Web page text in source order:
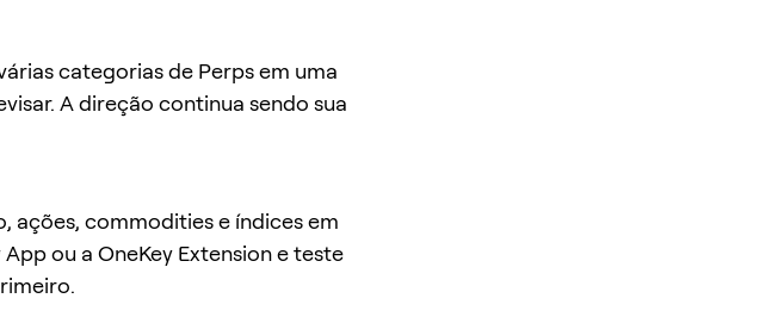
categorias de Perps em uma
A direção continua sendo sua
ações, commodities e índices em
ou a OneKey Extension e teste